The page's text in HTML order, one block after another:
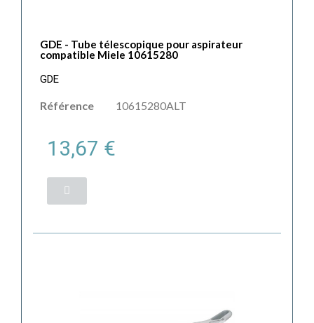
GDE - Tube télescopique pour aspirateur
compatible Miele 10615280
GDE
Référence 10615280ALT
13,67 €